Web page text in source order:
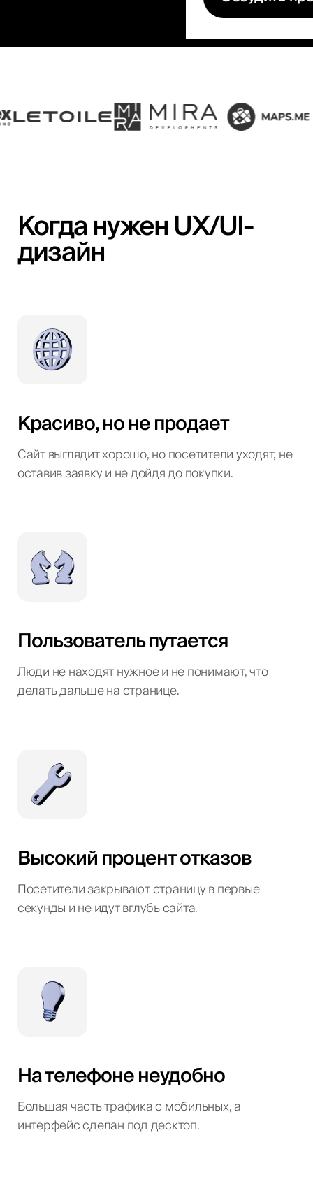
Когда нужен UX/UI-
дизайн
Красиво, но не продает
Сайт выглядит хорошо, но посетители уходят, не
оставив заявку и не дойдя до покупки.
Пользователь путается
Люди не находят нужное и не понимают, что
делать дальше на странице.
Высокий процент отказов
Посетители закрывают страницу в первые
секунды и не идут вглубь сайта.
На телефоне неудобно
Большая часть трафика с мобильных, а
интерфейс сделан под десктоп.